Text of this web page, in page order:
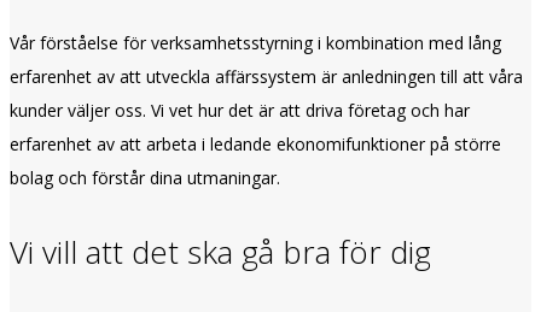
Vår förståelse för verksamhetsstyrning i kombination med lång
erfarenhet av att utveckla affärssystem är anledningen till att våra
kunder väljer oss. Vi vet hur det är att driva företag och har
erfarenhet av att arbeta i ledande ekonomifunktioner på större
bolag och förstår dina utmaningar.
Vi vill att det ska gå bra för dig